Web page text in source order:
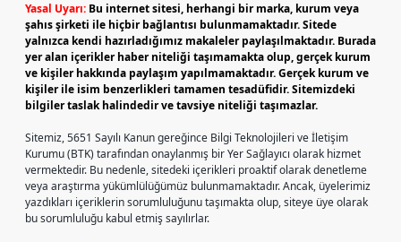
Yasal Uyarı: Bu internet sitesi, herhangi bir marka, kurum veya
şahıs şirketi ile hiçbir bağlantısı bulunmamaktadır. Sitede
yalnızca kendi hazırladığımız makaleler paylaşılmaktadır. Burada
yer alan içerikler haber niteliği taşımamakta olup, gerçek kurum
ve kişiler hakkında paylaşım yapılmamaktadır. Gerçek kurum ve
kişiler ile isim benzerlikleri tamamen tesadüfidir. Sitemizdeki
bilgiler taslak halindedir ve tavsiye niteliği taşımazlar.
Sitemiz, 5651 Sayılı Kanun gereğince Bilgi Teknolojileri ve İletişim
Kurumu (BTK) tarafından onaylanmış bir Yer Sağlayıcı olarak hizmet
vermektedir. Bu nedenle, sitedeki içerikleri proaktif olarak denetleme
veya araştırma yükümlülüğümüz bulunmamaktadır. Ancak, üyelerimiz
yazdıkları içeriklerin sorumluluğunu taşımakta olup, siteye üye olarak
bu sorumluluğu kabul etmiş sayılırlar.